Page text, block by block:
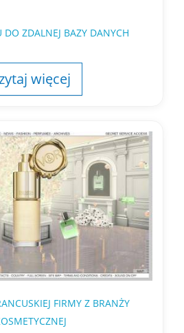
DO ZDALNEJ BAZY DANYCH
więcej
FIRMY Z BRANŻY